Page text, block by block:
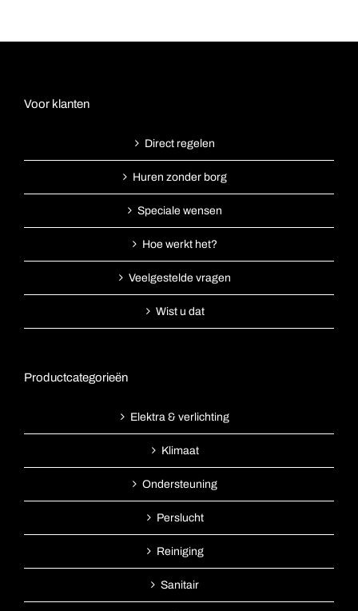
Voor klanten
Direct regelen
Huren zonder borg
Speciale wensen
Hoe werkt het?
Veelgestelde vragen
Wist u dat
Productcategorieën
Elektra & verlichting
Klimaat
Ondersteuning
Perslucht
Reiniging
Sanitair